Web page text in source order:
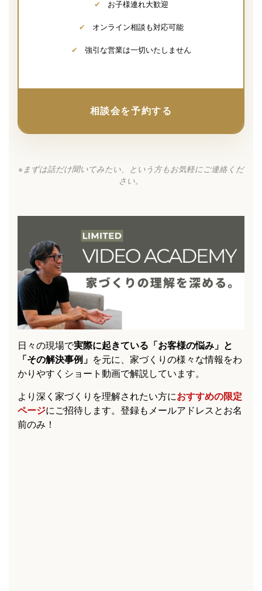
✔ お子様連れ大歓迎
✔ オンライン相談も対応可能
✔ 強引な営業は一切いたしません
相談会を予約する
※まずは話だけ聞いてみたい、という方もお気軽にご連絡くだ
さい。
日々の現場で実際に起きている「お客様の悩み」と
「その解決事例」 を元に、家づくりの様々な情報をわ
かりやすくショート動画で解説しています。
より深く家づくりを理解されたい方におすすめの限定
ページにご招待します。登録もメールアドレスとお名
前のみ！